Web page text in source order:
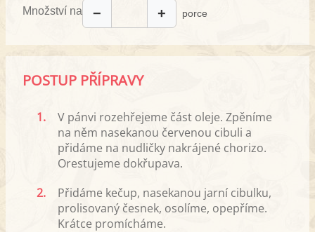
Množství na − + porce
POSTUP PŘÍPRAVY
1.
V pánvi rozehřejeme část oleje. Zpěníme
na něm nasekanou červenou cibuli a
přidáme na nudličky nakrájené chorizo.
Orestujeme dokřupava.
2.
Přidáme kečup, nasekanou jarní cibulku,
prolisovaný česnek, osolíme, opepříme.
Krátce promícháme.